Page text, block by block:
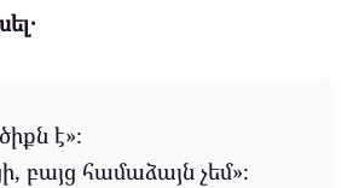
է»։
բայց համաձայն չեմ»։